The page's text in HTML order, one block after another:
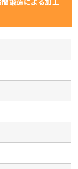
鍛造による加工